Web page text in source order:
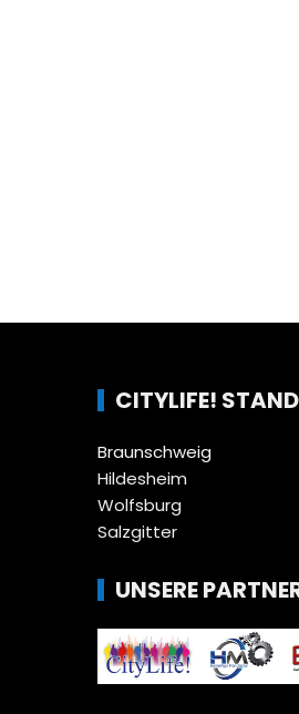
CITYLIFE!
Braunschweig
Hildesheim
Wolfsburg
Salzgitter
UNSERE